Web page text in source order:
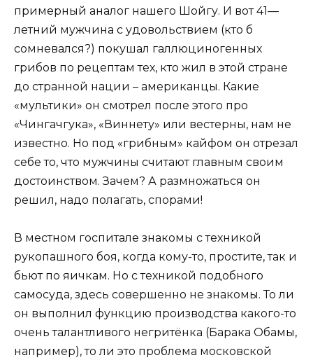
примерный аналог нашего Шойгу. И вот 41—
летний мужчина с удовольствием (кто б
сомневался?) покушал галлюциногенных
грибов по рецептам тех, кто жил в этой стране
до странной нации – американцы. Какие
«мультики» он смотрел после этого про
«Чингачгука», «Виннету» или вестерны, нам не
известно. Но под «грибным» кайфом он отрезал
себе то, что мужчины считают главным своим
достоинством. Зачем? А размножаться он
решил, надо полагать, спорами!
В местном госпитале знакомы с техникой
рукопашного боя, когда кому-то, простите, так и
бьют по яичкам. Но с техникой подобного
самосуда, здесь совершенно не знакомы. То ли
он выполнил функцию производства какого-то
очень талантливого негритёнка (Барака Обамы,
например), то ли это проблема московской